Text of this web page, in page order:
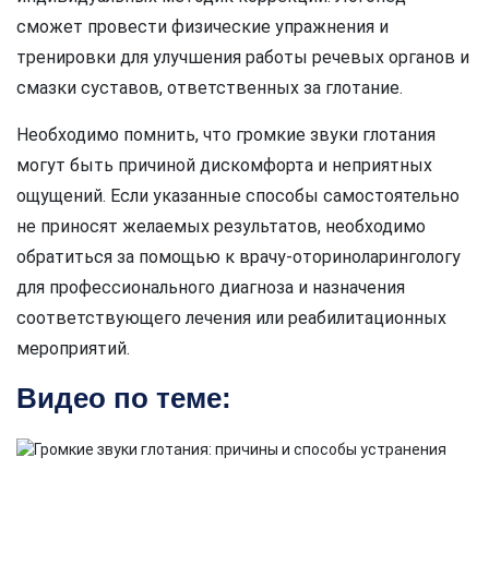
сможет провести физические упражнения и
тренировки для улучшения работы речевых органов и
смазки суставов, ответственных за глотание.
Необходимо помнить, что громкие звуки глотания
могут быть причиной дискомфорта и неприятных
ощущений. Если указанные способы самостоятельно
не приносят желаемых результатов, необходимо
обратиться за помощью к врачу-оториноларингологу
для профессионального диагноза и назначения
соответствующего лечения или реабилитационных
мероприятий.
Видео по теме: